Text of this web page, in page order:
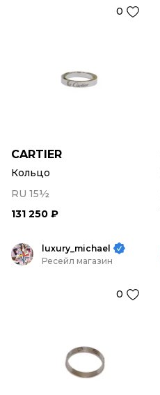
0
CARTIER
Кольцо
RU 15½
131 250 ₽
luxury_michael
Ресейл магазин
0